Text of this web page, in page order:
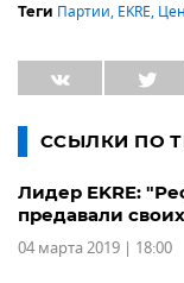
Теги Партии, EKRE,
ССЫЛКИ ПО
Лидер EKRE:
предавали
04 марта 2019 | 18:00